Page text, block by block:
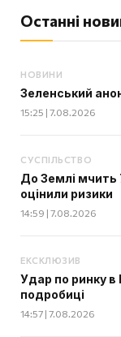
Останні
НОВИНИ
Зеленський
15:25 | 7.08.2026
СУСПІЛЬСТВО
До Землі мчить
оцінили ризики
14:59 | 7.08.2026
ЕКСКЛЮЗИВ
Удар по ринку в
подробиці
14:57 | 7.08.2026